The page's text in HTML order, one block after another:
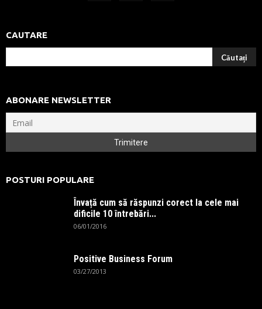
CAUTARE
ABONARE NEWSLETTER
POSTURI POPULARE
Învață cum să răspunzi corect la cele mai
dificile 10 întrebări...
06/01/2016
Positive Business Forum
03/27/2013